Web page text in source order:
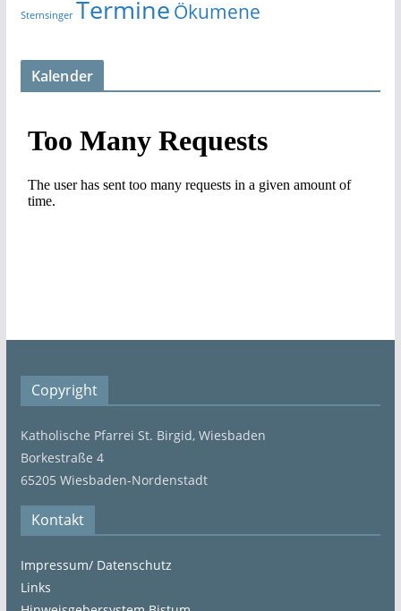
Sternsinger Termine Ökumene
Kalender
Copyright
Katholische Pfarrei St. Birgid, Wiesbaden
Borkestraße 4
65205 Wiesbaden-Nordenstadt
Kontakt
Impressum/ Datenschutz
Links